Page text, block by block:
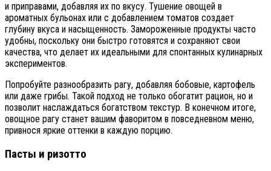
и приправами, добавляя их по вкусу. Тушение овощей в
ароматных бульонах или с добавлением томатов создает
глубину вкуса и насыщенность. Замороженные продукты часто
удобны, поскольку они быстро готовятся и сохраняют свои
качества, что делает их идеальными для спонтанных кулинарных
экспериментов.
Попробуйте разнообразить рагу, добавляя бобовые, картофель
или даже грибы. Такой подход не только обогатит рацион, но и
позволит наслаждаться богатством текстур. В конечном итоге,
овощное рагу станет вашим фаворитом в повседневном меню,
привнося яркие оттенки в каждую порцию.
Пасты и ризотто